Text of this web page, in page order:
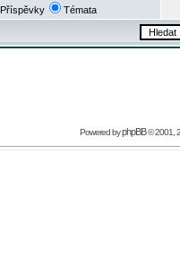
Příspěvky Témata
Powered byphpBB© 2001,